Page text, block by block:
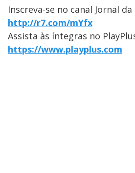
Inscreva-se no canal Jornal da
http://r7.com/mYfx
Assista às íntegras no
https://www.playplus.com